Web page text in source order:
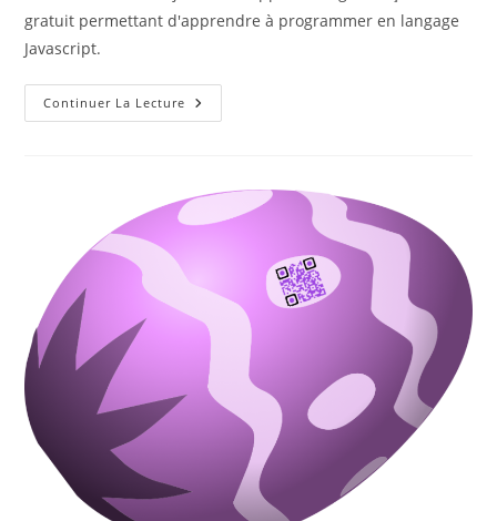
gratuit permettant d'apprendre à programmer en langage
Javascript.
Continuer La Lecture Codecombat
–
Programmer
En
Javascript